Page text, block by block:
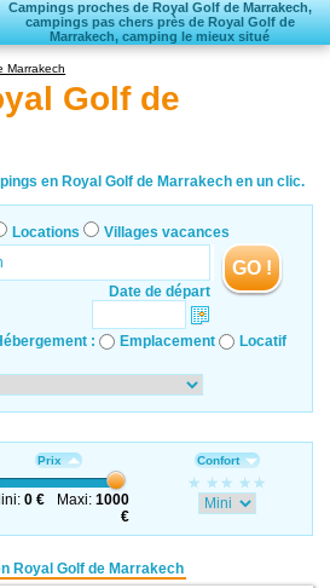
Campings proches de Royal Golf de Marrakech,
campings pas chers près de Royal Golf de
Marrakech, camping le mieux situé
Hôtels
vacances
Marrakech
Golf de
en Royal Golf de Marrakech en un clic.
Locations Villages vacances
Date de départ
GO !
: Emplacement Locatif
Prix
0 € Maxi:1000
€
Confort
Royal Golf de Marrakech